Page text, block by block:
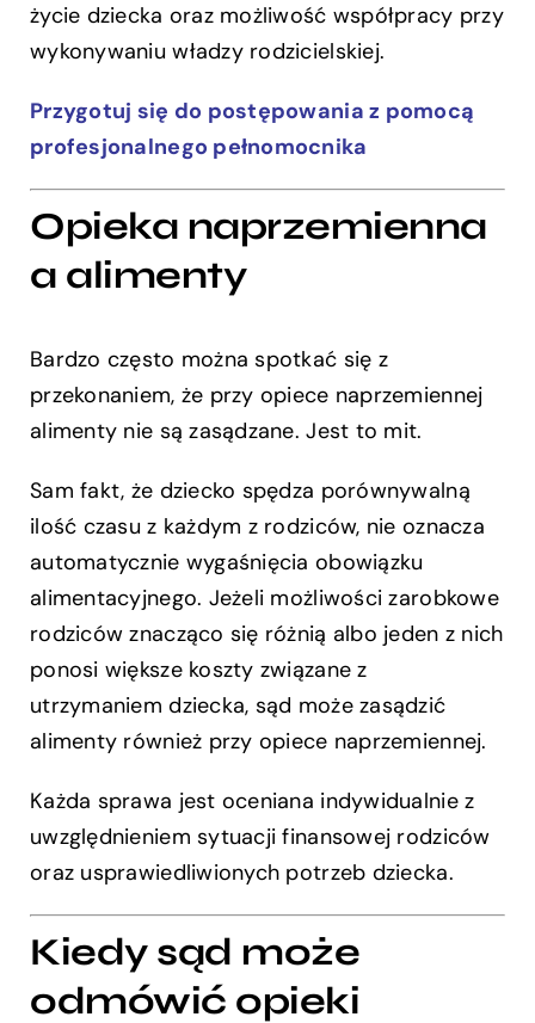
życie dziecka oraz możliwość współpracy przy
wykonywaniu władzy rodzicielskiej.
Przygotuj się do postępowania z pomocą
profesjonalnego pełnomocnika
Opieka naprzemienna
a alimenty
Bardzo często można spotkać się z
przekonaniem, że przy opiece naprzemiennej
alimenty nie są zasądzane. Jest to mit.
Sam fakt, że dziecko spędza porównywalną
ilość czasu z każdym z rodziców, nie oznacza
automatycznie wygaśnięcia obowiązku
alimentacyjnego. Jeżeli możliwości zarobkowe
rodziców znacząco się różnią albo jeden z nich
ponosi większe koszty związane z
utrzymaniem dziecka, sąd może zasądzić
alimenty również przy opiece naprzemiennej.
Każda sprawa jest oceniana indywidualnie z
uwzględnieniem sytuacji finansowej rodziców
oraz usprawiedliwionych potrzeb dziecka.
Kiedy sąd może
odmówić opieki